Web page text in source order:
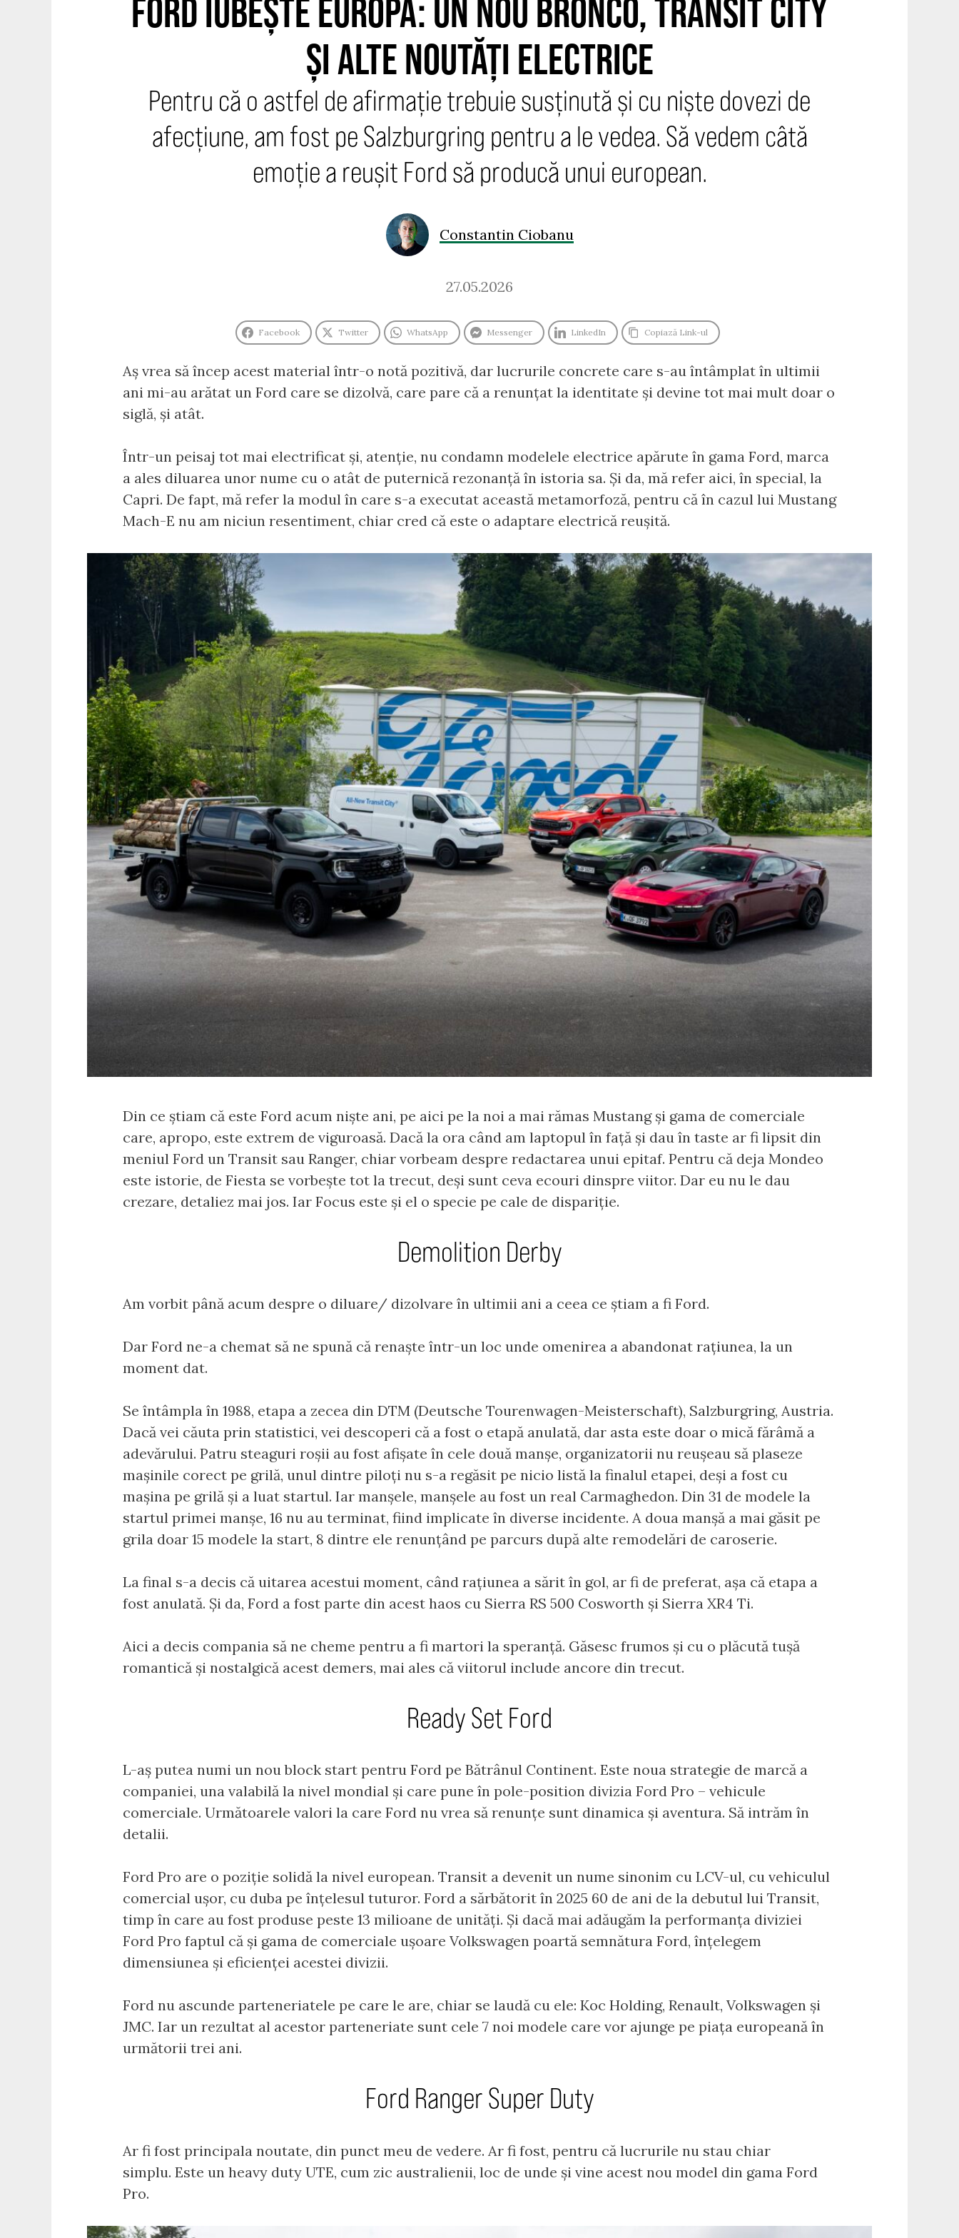
FORD IUBEȘTE EUROPA: UN NOU BRONCO, TRANSIT CITY
ȘI ALTE NOUTĂȚI ELECTRICE
Pentru că o astfel de afirmație trebuie susținută și cu niște dovezi de
afecțiune, am fost pe Salzburgring pentru a le vedea. Să vedem câtă
emoție a reușit Ford să producă unui european.
Constantin Ciobanu
27.05.2026
Facebook Twitter WhatsApp Messenger LinkedIn Copiază Link-ul
Aș vrea să încep acest material într-o notă pozitivă, dar lucrurile concrete care s-au întâmplat în ultimii
ani mi-au arătat un Ford care se dizolvă, care pare că a renunțat la identitate și devine tot mai mult doar o
siglă, și atât.
Într-un peisaj tot mai electrificat și, atenție, nu condamn modelele electrice apărute în gama Ford, marca
a ales diluarea unor nume cu o atât de puternică rezonanță în istoria sa. Și da, mă refer aici, în special, la
Capri. De fapt, mă refer la modul în care s-a executat această metamorfoză, pentru că în cazul lui Mustang
Mach-E nu am niciun resentiment, chiar cred că este o adaptare electrică reușită.
Din ce știam că este Ford acum niște ani, pe aici pe la noi a mai rămas Mustang și gama de comerciale
care, apropo, este extrem de viguroasă. Dacă la ora când am laptopul în față și dau în taste ar fi lipsit din
meniul Ford un Transit sau Ranger, chiar vorbeam despre redactarea unui epitaf. Pentru că deja Mondeo
este istorie, de Fiesta se vorbește tot la trecut, deși sunt ceva ecouri dinspre viitor. Dar eu nu le dau
crezare, detaliez mai jos. Iar Focus este și el o specie pe cale de dispariție.
Demolition Derby
Am vorbit până acum despre o diluare/ dizolvare în ultimii ani a ceea ce știam a fi Ford.
Dar Ford ne-a chemat să ne spună că renaște într-un loc unde omenirea a abandonat rațiunea, la un
moment dat.
Se întâmpla în 1988, etapa a zecea din DTM (Deutsche Tourenwagen-Meisterschaft), Salzburgring, Austria.
Dacă vei căuta prin statistici, vei descoperi că a fost o etapă anulată, dar asta este doar o mică fărâmă a
adevărului. Patru steaguri roșii au fost afișate în cele două manșe, organizatorii nu reușeau să plaseze
mașinile corect pe grilă, unul dintre piloți nu s-a regăsit pe nicio listă la finalul etapei, deși a fost cu
mașina pe grilă și a luat startul. Iar manșele, manșele au fost un real Carmaghedon. Din 31 de modele la
startul primei manșe, 16 nu au terminat, fiind implicate în diverse incidente. A doua manșă a mai găsit pe
grila doar 15 modele la start, 8 dintre ele renunțând pe parcurs după alte remodelări de caroserie.
La final s-a decis că uitarea acestui moment, când rațiunea a sărit în gol, ar fi de preferat, așa că etapa a
fost anulată. Și da, Ford a fost parte din acest haos cu Sierra RS 500 Cosworth și Sierra XR4 Ti.
Aici a decis compania să ne cheme pentru a fi martori la speranță. Găsesc frumos și cu o plăcută tușă
romantică și nostalgică acest demers, mai ales că viitorul include ancore din trecut.
Ready Set Ford
L-aș putea numi un nou block start pentru Ford pe Bătrânul Continent. Este noua strategie de marcă a
companiei, una valabilă la nivel mondial și care pune în pole-position divizia Ford Pro – vehicule
comerciale. Următoarele valori la care Ford nu vrea să renunțe sunt dinamica și aventura. Să intrăm în
detalii.
Ford Pro are o poziție solidă la nivel european. Transit a devenit un nume sinonim cu LCV-ul, cu vehiculul
comercial ușor, cu duba pe înțelesul tuturor. Ford a sărbătorit în 2025 60 de ani de la debutul lui Transit,
timp în care au fost produse peste 13 milioane de unități. Și dacă mai adăugăm la performanța diviziei
Ford Pro faptul că și gama de comerciale ușoare Volkswagen poartă semnătura Ford, înțelegem
dimensiunea și eficienței acestei divizii.
Ford nu ascunde parteneriatele pe care le are, chiar se laudă cu ele: Koc Holding, Renault, Volkswagen și
JMC. Iar un rezultat al acestor parteneriate sunt cele 7 noi modele care vor ajunge pe piața europeană în
următorii trei ani.
Ford Ranger Super Duty
Ar fi fost principala noutate, din punct meu de vedere. Ar fi fost, pentru că lucrurile nu stau chiar
simplu. Este un heavy duty UTE, cum zic australienii, loc de unde și vine acest nou model din gama Ford
Pro.